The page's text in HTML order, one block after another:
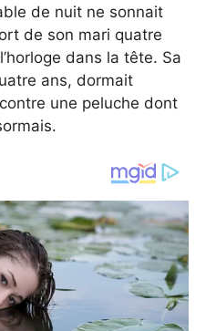
de nuit ne sonnait
de son mari quatre
dans la tête. Sa
ans, dormait
une peluche dont